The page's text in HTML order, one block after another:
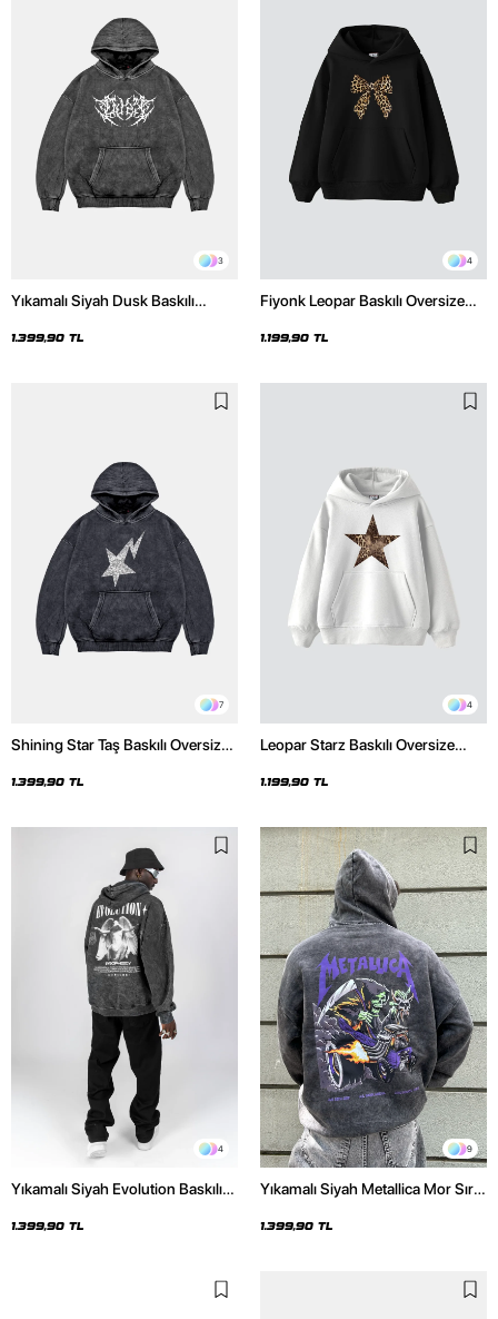
3
Yıkamalı Siyah Dusk Baskılı
1.399,90 TL
4
Fiyonk Leopar Baskılı Oversize
1.199,90 TL
7
Shining Star Taş Baskılı Oversize
Hoodie
1.399,90 TL
4
Leopar Starz Baskılı Oversize
1.199,90 TL
4
Yıkamalı Siyah Evolution Baskılı
Hoodie
1.399,90 TL
9
Yıkamalı Siyah Metallica Mor Sırt
Hoodie
1.399,90 TL